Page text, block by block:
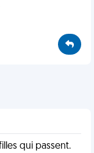
qui passent.